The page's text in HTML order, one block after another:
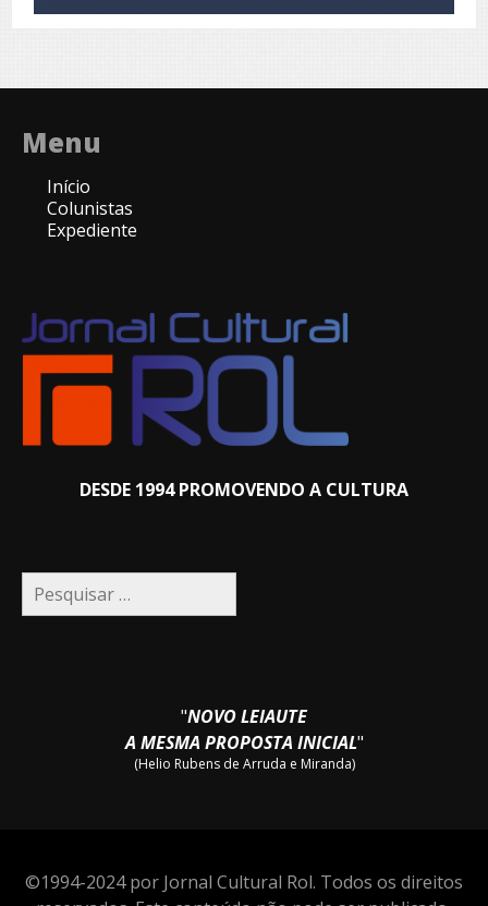
Menu
Início
Colunistas
Expediente
DESDE 1994 PROMOVENDO A CULTURA
Pesquisar
por:
"NOVO LEIAUTE
A MESMA PROPOSTA INICIAL"
(Helio Rubens de Arruda e Miranda)
©1994-2024 por Jornal Cultural Rol. Todos os direitos